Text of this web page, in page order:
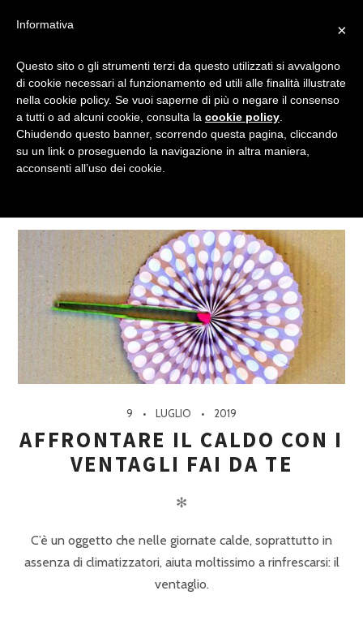
VENTAGLI FAI DA TE
Tagged
9 LUGLIO 2019
AFFRONTARE IL CALDO CON I
VENTAGLI FAI DA TE
✻
C’è un oggetto che nelle giornate calde, soprattutto in
assenza di climatizzatori, aiuta moltissimo a rinfrescarsi: il
ventaglio.
×
Informativa
Questo sito o gli strumenti terzi da questo utilizzati si avvalgono
di cookie necessari al funzionamento ed utili alle finalità illustrate
nella cookie policy. Se vuoi saperne di più o negare il consenso
a tutti o ad alcuni cookie, consulta la cookie policy
Chiudendo questo banner, scorrendo questa pagina, cliccando
su un link o proseguendo la navigazione in altra maniera,
acconsenti all’uso dei cookie.